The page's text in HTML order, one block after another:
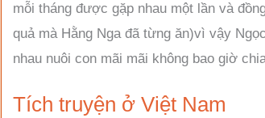
mỗi tháng được gặp nhau một lần và
quả mà Hằng Nga đã từng ăn)vì vậy
nhau nuôi con mãi mãi không bao giờ
Tích truyện ở Việt Nam